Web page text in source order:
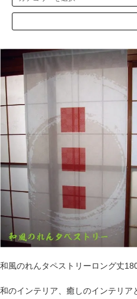
和風のれんタペストリーロング丈
和のインテリア、癒しのインテリ